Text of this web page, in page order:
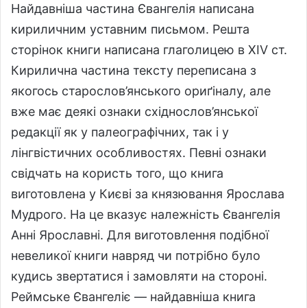
Найдавніша частина Євангелія написана
кириличним уставним письмом. Решта
сторінок книги написана глаголицею в XIV ст.
Кирилична частина тексту переписана з
якогось старослов’янського ориґіналу, але
вже має деякі ознаки східнослов’янської
редакції як у палеографічних, так і у
лінгвістичних особливостях. Певні ознаки
свідчать на користь того, що книга
виготовлена у Києві за князювання Ярослава
Мудрого. На це вказує належність Євангелія
Анні Ярославні. Для виготовлення подібної
невеликої книги навряд чи потрібно було
кудись звертатися і замовляти на стороні.
Реймське Євангеліє — найдавніша книга